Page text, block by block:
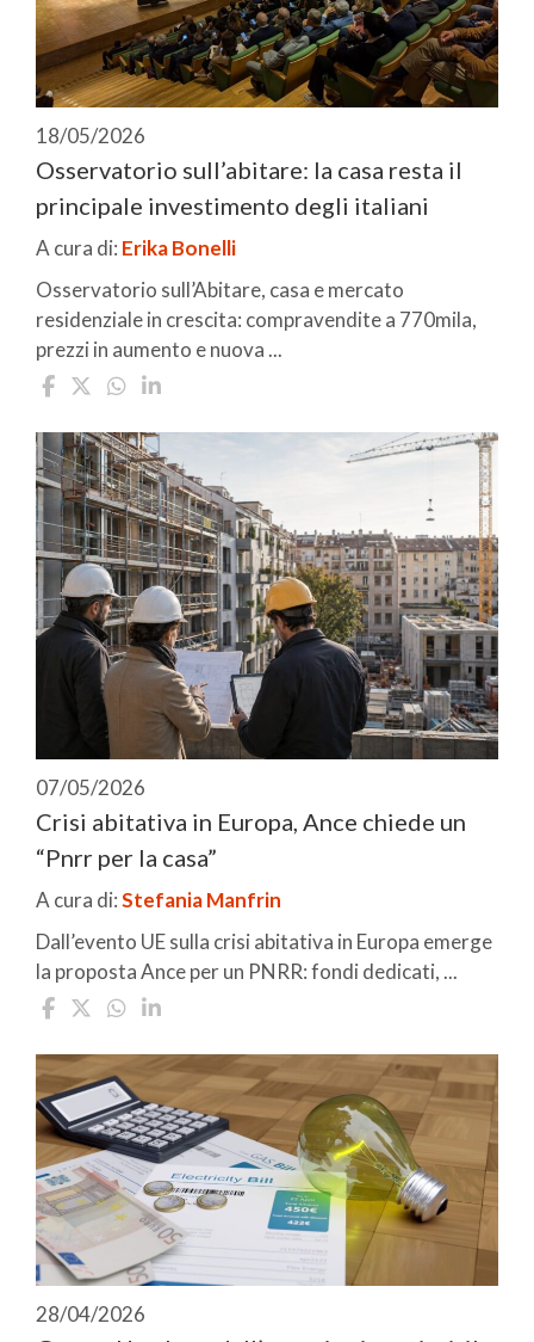
18/05/2026
Osservatorio sull’abitare: la casa resta il
principale investimento degli italiani
A cura di: Erika Bonelli
Osservatorio sull’Abitare, casa e mercato
residenziale in crescita: compravendite a 770mila,
prezzi in aumento e nuova ...
07/05/2026
Crisi abitativa in Europa, Ance chiede un
“Pnrr per la casa”
A cura di:Stefania Manfrin
Dall’evento UE sulla crisi abitativa in Europa emerge
la proposta Ance per un PNRR: fondi dedicati, ...
28/04/2026